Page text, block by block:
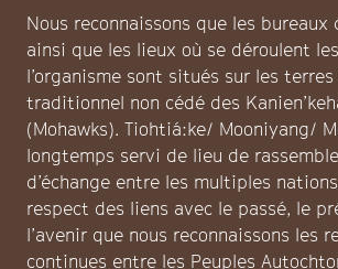
Nous reconnaissons que les bureaux
ainsi que les lieux où se déroulent
l’organisme sont situés sur les
traditionnel non cédé des
(Mohawks). Tiohtiá:ke/ Mooniyang/
longtemps servi de lieu de
d’échange entre les multiples
respect des liens avec le passé, le
l’avenir que nous reconnaissons les
continues entre les Peuples